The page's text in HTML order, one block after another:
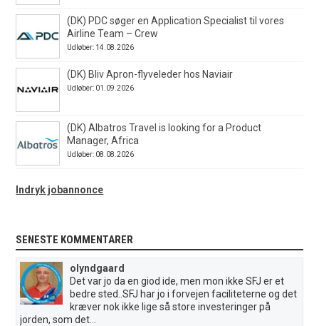
(DK) PDC søger en Application Specialist til vores
Airline Team – Crew
Udløber: 14.08.2026
(DK) Bliv Apron-flyveleder hos Naviair
Udløber: 01.09.2026
(DK) Albatros Travel is looking for a Product
Manager, Africa
Udløber: 08.08.2026
Indryk jobannonce
SENESTE KOMMENTARER
olyndgaard
Det var jo da en giod ide, men mon ikke SFJ er et
bedre sted..SFJ har jo i forvejen faciliteterne og det
kræver nok ikke lige så store investeringer på
jorden, som det...